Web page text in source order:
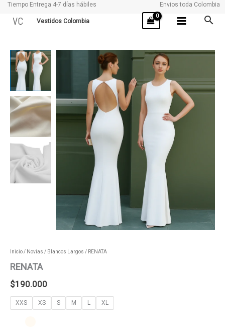
Tiempo Entrega 4-7 días hábiles Envios toda Colombia
VC Vestidos Colombia
Inicio/ Novias / Blancos Largos / RENATA
RENATA
$190.000
XXS XS S M L XL
RENATA
cantidad